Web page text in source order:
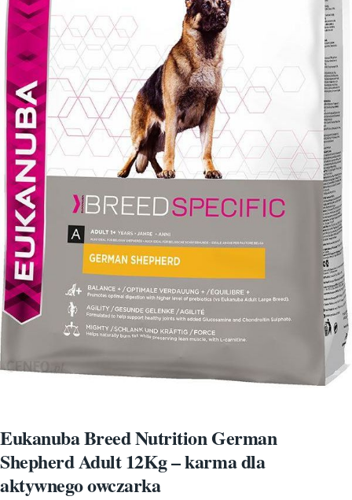
Eukanuba Breed Nutrition German
Shepherd Adult 12Kg – karma dla
aktywnego owczarka